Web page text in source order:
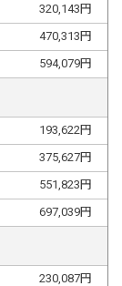
320,143 円
470,313 円
594,079円
193,622 円
375,627円
551,823 円
697,039円
230,087円